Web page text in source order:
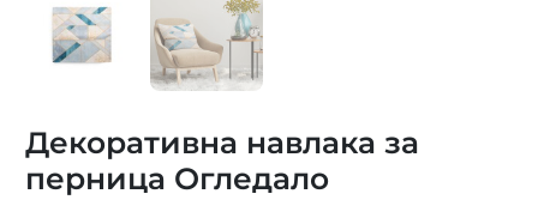
Декоративна навлака за
перница Огледало